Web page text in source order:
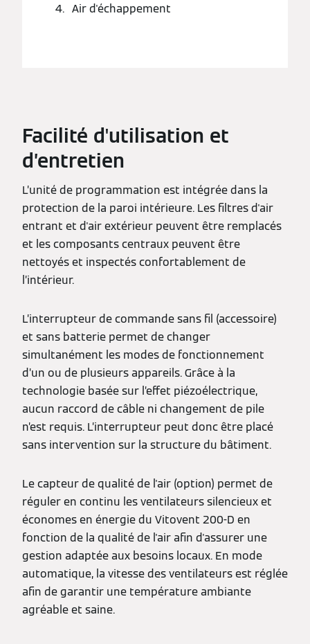
Air d'échappement
Facilité d'utilisation et
d’entretien
L’unité de programmation est intégrée dans la
protection de la paroi intérieure. Les filtres d'air
entrant et d'air extérieur peuvent être remplacés
et les composants centraux peuvent être
nettoyés et inspectés confortablement de
l’intérieur.
L’interrupteur de commande sans fil (accessoire)
et sans batterie permet de changer
simultanément les modes de fonctionnement
d’un ou de plusieurs appareils. Grâce à la
technologie basée sur l’effet piézoélectrique,
aucun raccord de câble ni changement de pile
n’est requis. L’interrupteur peut donc être placé
sans intervention sur la structure du bâtiment.
Le capteur de qualité de l'air (option) permet de
réguler en continu les ventilateurs silencieux et
économes en énergie du Vitovent 200-D en
fonction de la qualité de l'air afin d'assurer une
gestion adaptée aux besoins locaux. En mode
automatique, la vitesse des ventilateurs est réglée
afin de garantir une température ambiante
agréable et saine.